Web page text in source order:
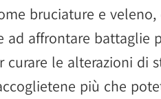
bruciature e
ad affrontare battaglie
curare le alterazioni di
più che